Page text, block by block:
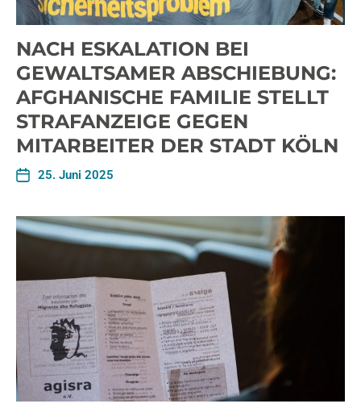
NACH ESKALATION BEI
GEWALTSAMER ABSCHIEBUNG:
AFGHANISCHE FAMILIE STELLT
STRAFANZEIGE GEGEN
MITARBEITER DER STADT KÖLN
25. Juni 2025